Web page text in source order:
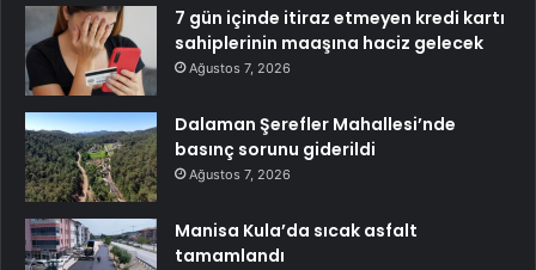
7 gün içinde itiraz etmeyen kredi kartı
sahiplerinin maaşına haciz gelecek
Ağustos 7, 2026
Dalaman Şerefler Mahallesi’nde
basınç sorunu giderildi
Ağustos 7, 2026
Manisa Kula’da sıcak asfalt
tamamlandı